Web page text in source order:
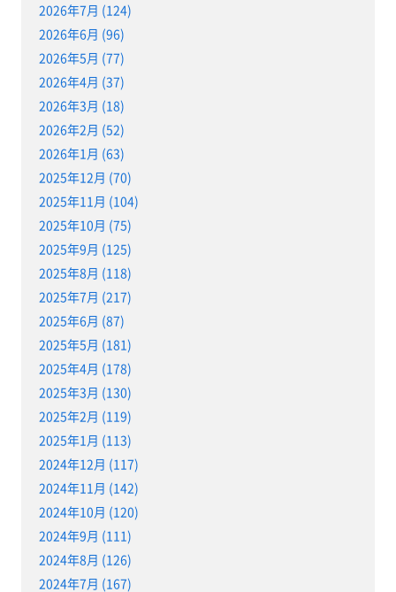
2026年7月 (124)
2026年6月 (96)
2026年5月 (77)
2026年4月 (37)
2026年3月 (18)
2026年2月 (52)
2026年1月 (63)
2025年12月 (70)
2025年11月 (104)
2025年10月 (75)
2025年9月 (125)
2025年8月 (118)
2025年7月 (217)
2025年6月 (87)
2025年5月 (181)
2025年4月 (178)
2025年3月 (130)
2025年2月 (119)
2025年1月 (113)
2024年12月 (117)
2024年11月 (142)
2024年10月 (120)
2024年9月 (111)
2024年8月 (126)
2024年7月 (167)